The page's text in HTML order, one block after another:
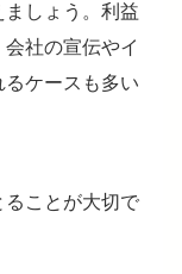
しょう。利益
社の宣伝やイ
ケースも多い
ことが大切で